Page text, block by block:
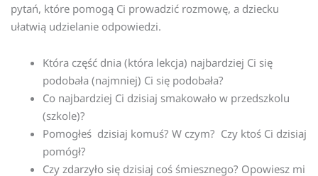
pytań, które pomogą Ci prowadzić rozmowę, a dziecku
ułatwią udzielanie odpowiedzi.
Która część dnia (która lekcja) najbardziej Ci się
podobała (najmniej) Ci się podobała?
Co najbardziej Ci dzisiaj smakowało w przedszkolu
(szkole)?
Pomogłeś dzisiaj komuś? W czym? Czy ktoś Ci dzisiaj
pomógł?
Czy zdarzyło się dzisiaj coś śmiesznego? Opowiesz mi